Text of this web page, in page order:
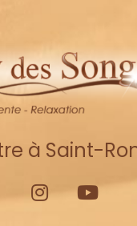
à Saint-